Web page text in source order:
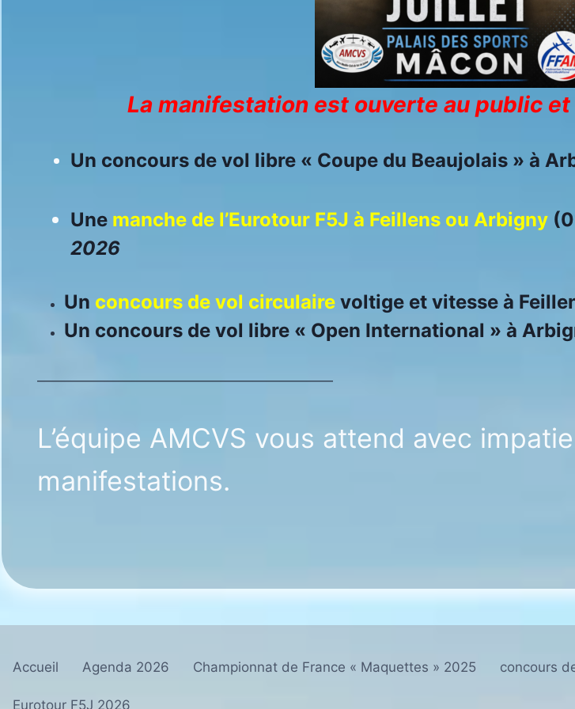
La manifestation est ouverte au public
Un concours de vol libre « Coupe du Beaujolais » à
Une manche de l’Eurotour F5J à Feillens ou Arbigny
2026
Un concours de vol circulaire voltige et vitesse à
Un concours de vol libre « Open International » à
——————————————————————
L’équipe AMCVS vous attend avec
manifestations.
Accueil Agenda 2026 Championnat de France « Maquettes » 2025 concours
Eurotour F5J 2026